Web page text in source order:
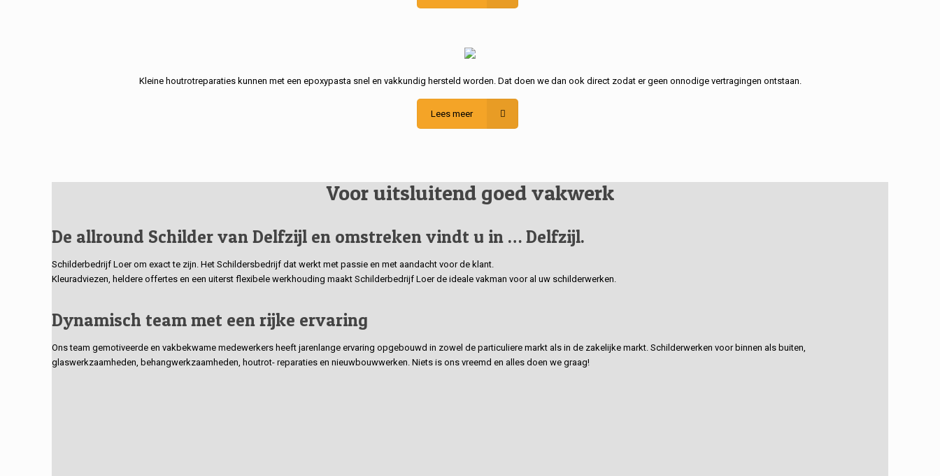
Kleine houtrotreparaties kunnen met een epoxypasta snel en vakkundig hersteld worden. Dat doen we dan ook direct zodat er geen onnodige vertragingen ontstaan.
Lees meer
Voor uitsluitend goed vakwerk
De allround Schilder van Delfzijl en omstreken vindt u in … Delfzijl.
Schilderbedrijf Loer om exact te zijn. Het Schildersbedrijf dat werkt met passie en met aandacht voor de klant.
Kleuradviezen, heldere offertes en een uiterst flexibele werkhouding maakt Schilderbedrijf Loer de ideale vakman voor al uw schilderwerken.
Dynamisch team met een rijke ervaring
Ons team gemotiveerde en vakbekwame medewerkers heeft jarenlange ervaring opgebouwd in zowel de particuliere markt als in de zakelijke markt. Schilderwerken voor binnen als buiten,
glaswerkzaamheden, behangwerkzaamheden, houtrot- reparaties en nieuwbouwwerken. Niets is ons vreemd en alles doen we graag!